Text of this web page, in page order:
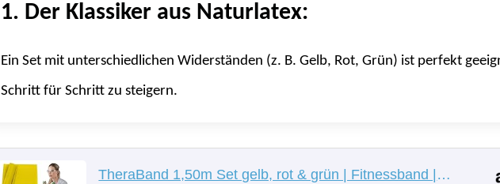
1. Der Klassiker aus Naturlatex:
Ein Set mit unterschiedlichen Widerständen (z. B. Gelb, Rot, Grün) ist perfekt
Schritt für Schritt zu steigern.
TheraBand 1,50m Set gelb, rot & grün | Fitnessband | Gymnastikband | Stretchband für Ganzkörpertraining | Widerstandsband | Training Bands für Zuhause | Fitness Zubehör | 100% Naturlatex